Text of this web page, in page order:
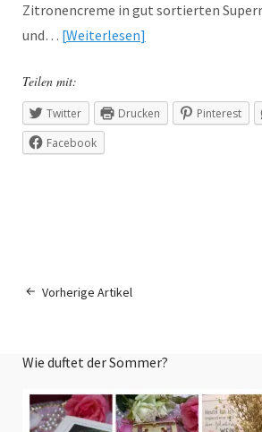
Zitronencreme in gut sortierten
und… Weiterlesen
Teilen mit:
Twitter Drucken Pinterest
Facebook
Vorherige Artikel
Wie duftet der Sommer?